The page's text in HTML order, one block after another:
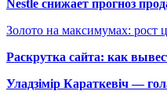
Nestle снижает прогноз
Золото на максимумах: рост
Раскрутка сайта: как
Уладзімір Караткевіч —